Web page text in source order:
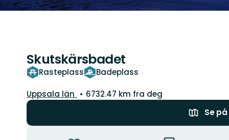
Skutskärsbadet
Rasteplass Badeplass
Fylke:
Uppsala län
6732.47 km fra deg
Se